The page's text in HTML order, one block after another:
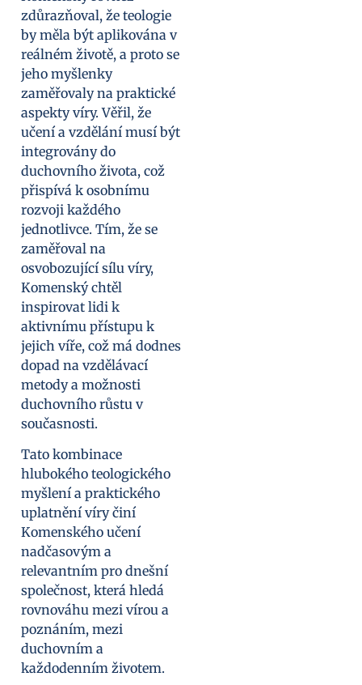
zdůrazňoval, že teologie
by měla být aplikována v
reálném životě, a proto se
jeho myšlenky
zaměřovaly na praktické
aspekty víry. Věřil, že
učení a vzdělání musí být
integrovány do
duchovního života, což
přispívá k osobnímu
rozvoji každého
jednotlivce. Tím, že se
zaměřoval na
osvobozující sílu víry,
Komenský chtěl
inspirovat lidi k
aktivnímu přístupu k
jejich víře, což má dodnes
dopad na vzdělávací
metody a možnosti
duchovního růstu v
současnosti.
Tato kombinace
hlubokého teologického
myšlení a praktického
uplatnění víry činí
Komenského učení
nadčasovým a
relevantním pro dnešní
společnost, která hledá
rovnováhu mezi vírou a
poznáním, mezi
duchovním a
každodenním životem.